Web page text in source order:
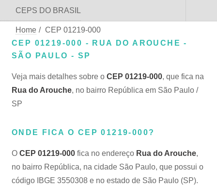
CEPS DO BRASIL
Home / CEP 01219-000
CEP 01219-000 - RUA DO AROUCHE -
SÃO PAULO - SP
Veja mais detalhes sobre o CEP 01219-000, que fica na
Rua do Arouche, no bairro República em São Paulo /
SP
ONDE FICA O CEP 01219-000?
O CEP 01219-000 fica no endereço Rua do Arouche,
no bairro República, na cidade São Paulo, que possui o
código IBGE 3550308 e no estado de São Paulo (SP).